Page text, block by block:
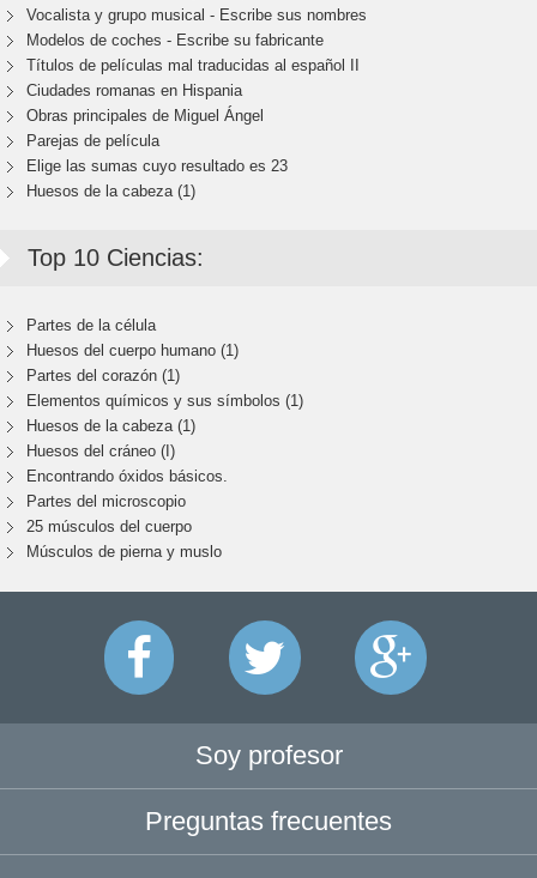
Vocalista y grupo musical - Escribe sus nombres
Modelos de coches - Escribe su fabricante
Títulos de películas mal traducidas al español II
Ciudades romanas en Hispania
Obras principales de Miguel Ángel
Parejas de película
Elige las sumas cuyo resultado es 23
Huesos de la cabeza (1)
Top 10 Ciencias:
Partes de la célula
Huesos del cuerpo humano (1)
Partes del corazón (1)
Elementos químicos y sus símbolos (1)
Huesos de la cabeza (1)
Huesos del cráneo (I)
Encontrando óxidos básicos.
Partes del microscopio
25 músculos del cuerpo
Músculos de pierna y muslo
Soy profesor
Preguntas frecuentes